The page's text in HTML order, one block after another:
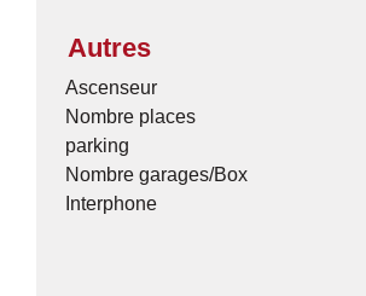
Autres
Ascenseur
Nombre places
parking
Nombre garages/Box
Interphone